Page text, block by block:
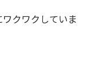
クワクしていま